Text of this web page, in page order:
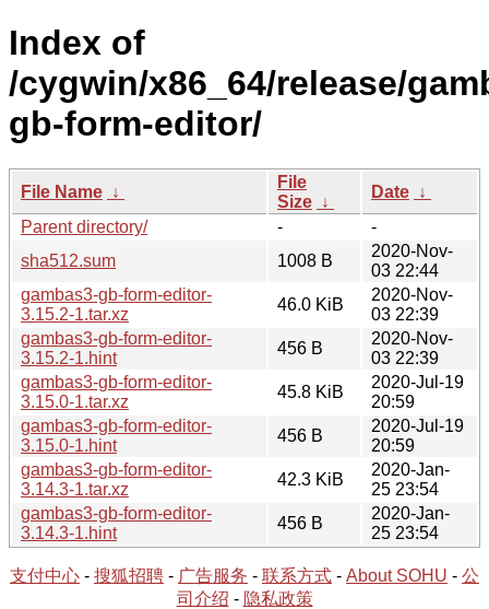
Index of
/cygwin/x86_64/release/
gb-form-editor/
File Name ↓
File
Size ↓
Date ↓
Parent directory/
-
-
sha512.sum
1008 B
2020-Nov-
03 22:44
gambas3-gb-form-editor-
3.15.2-1.tar.xz
46.0 KiB
2020-Nov-
03 22:39
gambas3-gb-form-editor-
3.15.2-1.hint
456 B
2020-Nov-
03 22:39
gambas3-gb-form-editor-
3.15.0-1.tar.xz
45.8 KiB
2020-Jul-19
20:59
gambas3-gb-form-editor-
3.15.0-1.hint
456 B
2020-Jul-19
20:59
gambas3-gb-form-editor-
3.14.3-1.tar.xz
42.3 KiB
2020-Jan-
25 23:54
gambas3-gb-form-editor-
3.14.3-1.hint
456 B
2020-Jan-
25 23:54
支付中心 - 搜狐招聘 - 广告服务 - 联系方式 - About SOHU - 公
司介绍 - 隐私政策